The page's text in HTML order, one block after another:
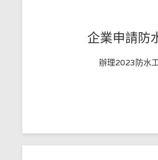
企業申請防
辦理2023防水